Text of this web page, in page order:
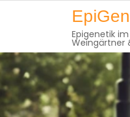
Epigenetik
Weingärtner